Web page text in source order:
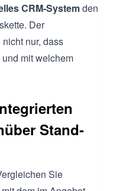
CRM-Systemden
Der
nur, dass
mit welchem
Stand-
Sie